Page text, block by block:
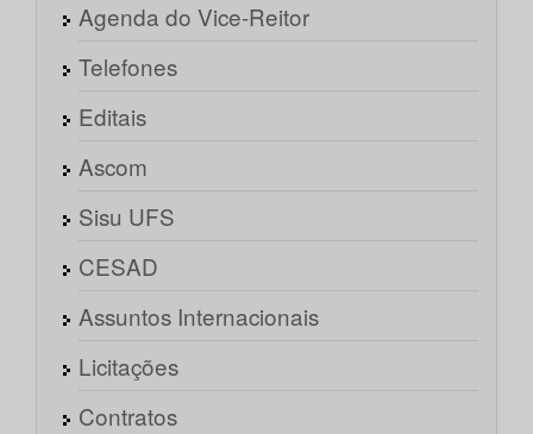
Agenda do Vice-Reitor
Telefones
Editais
Ascom
Sisu UFS
CESAD
Assuntos Internacionais
Licitações
Contratos